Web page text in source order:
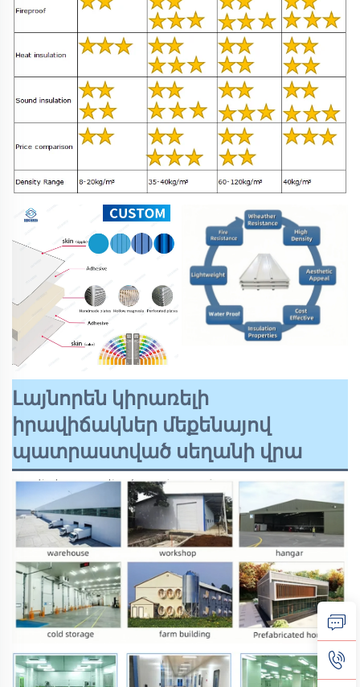
Լայնորեն կիրառելի
իրավիճակներ մեքենայով
պատրաստված սեղանի վրա